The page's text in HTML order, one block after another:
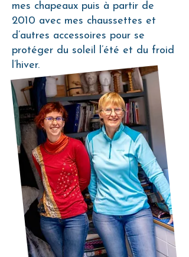
mes chapeaux puis à partir de
2010 avec mes chaussettes et
d’autres accessoires pour se
protéger du soleil l’été et du froid
l’hiver.